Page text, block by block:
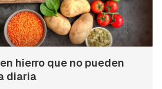
hierro que no pueden
diaria